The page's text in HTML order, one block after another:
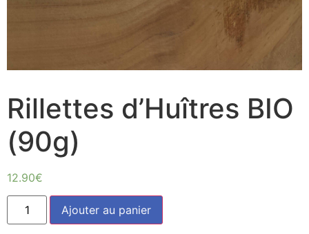
Rillettes d’Huîtres BIO
(90g)
12.90€
quantité
Rillettes
Ajouter au panier